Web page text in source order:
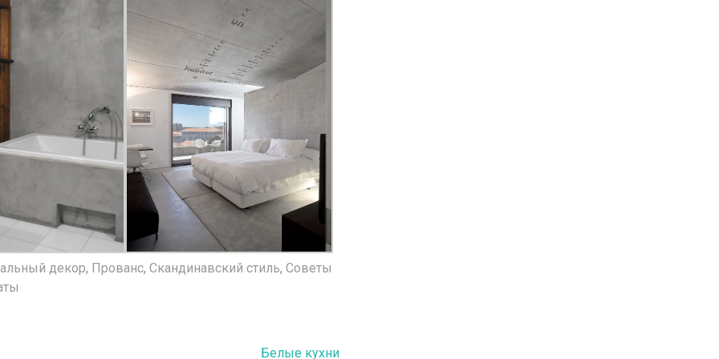
декор, Прованс, Скандинавский стиль, Советы
Белые кухни